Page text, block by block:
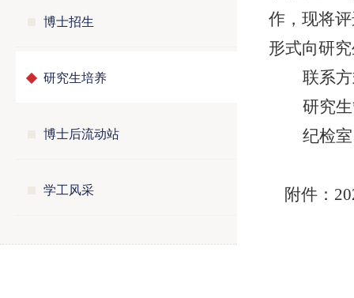
博士招生
研究生培养
博士后流动站
学工风采
作，现将
形式向研
联系
研究
纪检
附件：